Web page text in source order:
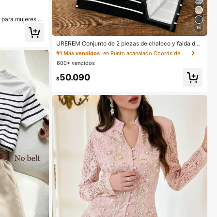
mujeres c
de capas
detalles de co
tener una cit
18
UREREM Conjunto de 2 piezas de chaleco y falda de
playa con rayas, color contrastante, casual elegante,
acanalado con abertura, negro, verano, estilo vacacio
nes, ropa de resort para mujer
#1 Más vendidos
en Punto acanalado Coords de mujer
600+ vendidos
$50.090